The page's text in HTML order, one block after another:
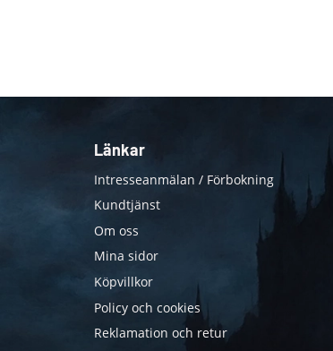
Länkar
Intresseanmälan / Förbokning
Kundtjänst
Om oss
Mina sidor
Köpvillkor
Policy och cookies
Reklamation och retur